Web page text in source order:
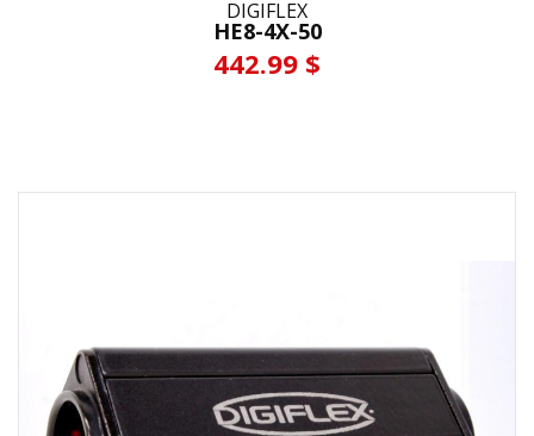
DIGIFLEX
HE8-4X-50
442.99 $